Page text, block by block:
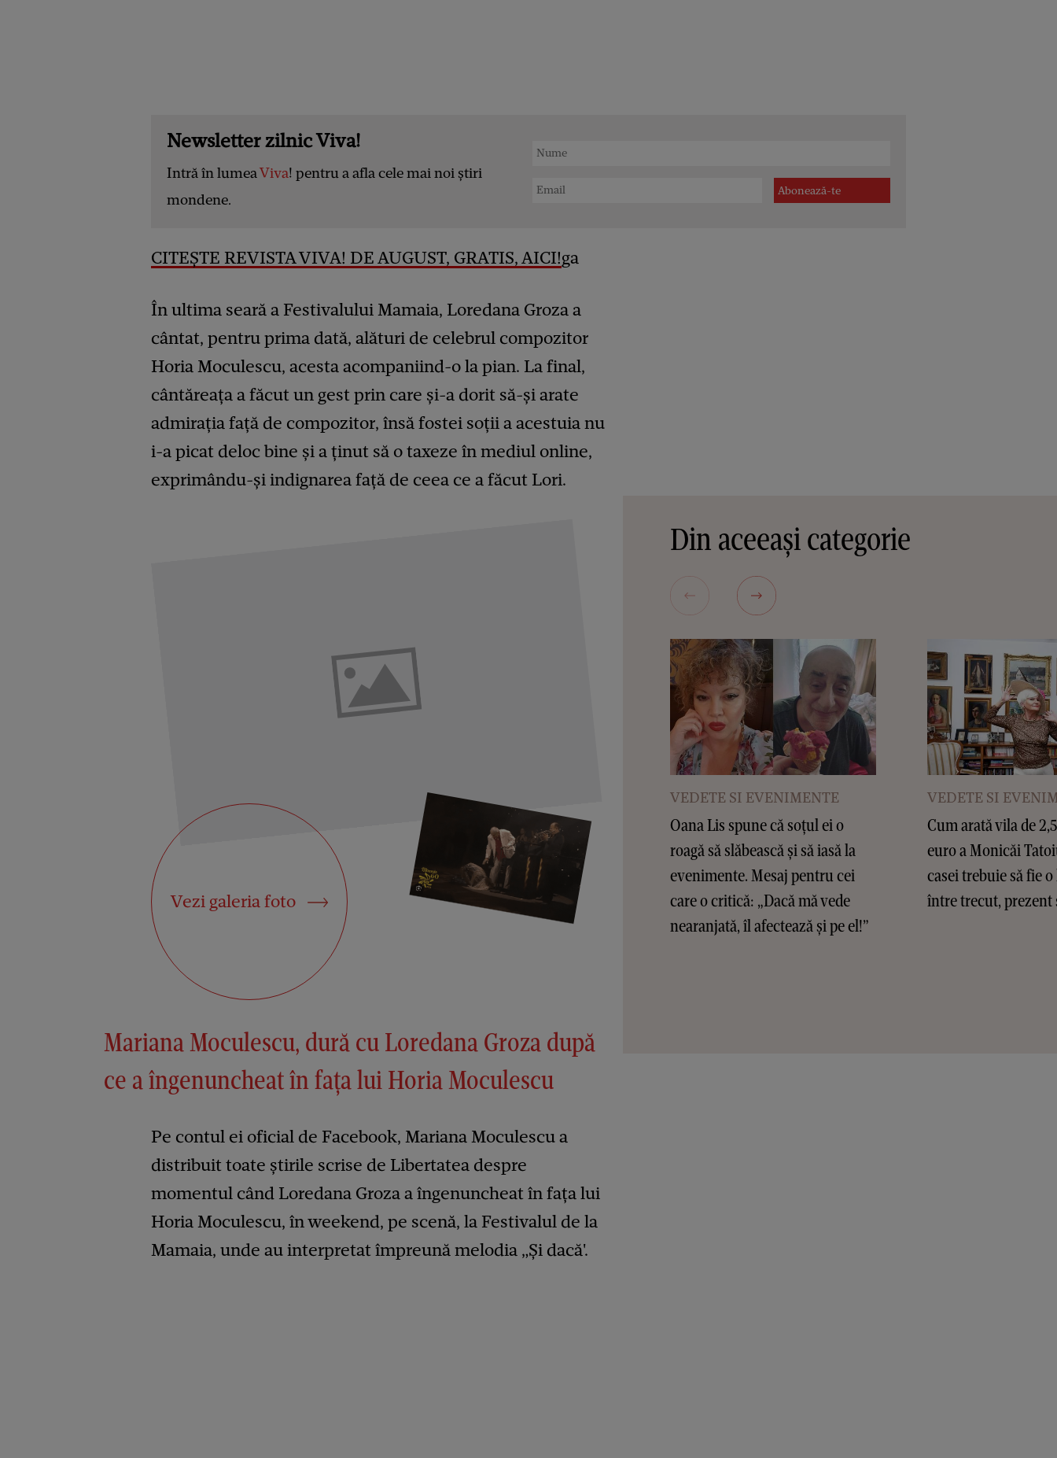
Newsletter zilnic Viva!
Intră în lumeaViva! pentru a afla cele mai noi știri
mondene.
CITEȘTE REVISTA VIVA! DE AUGUST, GRATIS, AICI!ga
În ultima seară a Festivalului Mamaia, Loredana Groza a
cântat, pentru prima dată, alături de celebrul compozitor
Horia Moculescu, acesta acompaniind-o la pian. La final,
cântăreața a făcut un gest prin care și-a dorit să-și arate
admirația față de compozitor, însă fostei soții a acestuia nu
i-a picat deloc bine și a ținut să o taxeze în mediul online,
exprimându-și indignarea față de ceea ce a făcut Lori.
Vezi galeria foto
Mariana Moculescu, dură cu Loredana Groza după
ce a îngenuncheat în fața lui Horia Moculescu
Pe contul ei oficial de Facebook, Mariana Moculescu a
distribuit toate știrile scrise de Libertatea despre
momentul când Loredana Groza a îngenuncheat în fața lui
Horia Moculescu, în weekend, pe scenă, la Festivalul de la
Mamaia, unde au interpretat împreună melodia „Și dacă'.
Din aceeași categorie
VEDETE SI EVENIMENTE
Oana Lis spune că soțul ei o
roagă să slăbească și să iasă la
evenimente. Mesaj pentru cei
care o critică: „Dacă mă vede
nearanjată, îl afectează și pe el!”
VEDETE SI
Cum arată vila de
euro a Monicăi
casei trebuie să fie
între trecut, prezent